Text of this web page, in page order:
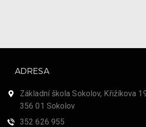
ADRESA
Základní škola Sokolov, Křižíkova
356 01 Sokolov
352 626 955